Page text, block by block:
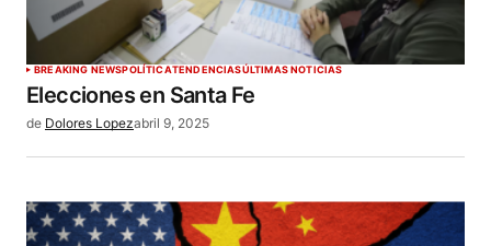
BREAKING NEWSPOLÍTICATENDENCIASÚLTIMAS NOTICIAS
Elecciones en Santa Fe
de Dolores Lopezabril 9, 2025